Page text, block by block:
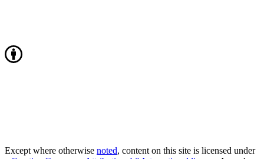
Except where otherwise noted, content on this site is licensed under